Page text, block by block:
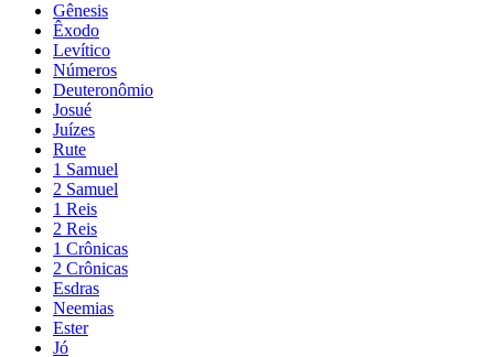
Gênesis
Êxodo
Levítico
Números
Deuteronômio
Josué
Juízes
Rute
1 Samuel
2 Samuel
1 Reis
2 Reis
1 Crônicas
2 Crônicas
Esdras
Neemias
Ester
Jó